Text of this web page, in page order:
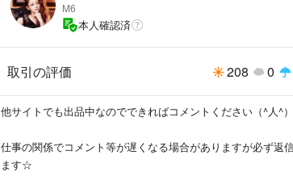
M6
本人確認済
取引の評価 208 0
他サイトでも出品中なのでできればコメントください（^人^）
仕事の関係でコメント等が遅くなる場合がありますが必ず返
ます☆